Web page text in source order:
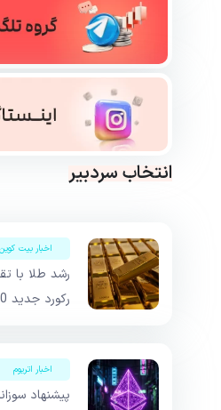
انتخاب سردبیر
اخبار بیت کوین
رشد طلا با
رکورد جدید S&P 500 واکنشی نشان نداد
اخبار اتریوم
پیشنهاد